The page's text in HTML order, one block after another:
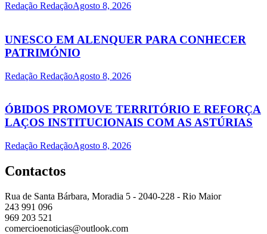
Redação RedaçãoAgosto 8, 2026
UNESCO EM ALENQUER PARA CONHECER
PATRIMÓNIO
Redação RedaçãoAgosto 8, 2026
ÓBIDOS PROMOVE TERRITÓRIO E REFORÇA
LAÇOS INSTITUCIONAIS COM AS ASTÚRIAS
Redação RedaçãoAgosto 8, 2026
Contactos
Rua de Santa Bárbara, Moradia 5 - 2040-228 - Rio Maior
243 991 096
969 203 521
comercioenoticias@outlook.com